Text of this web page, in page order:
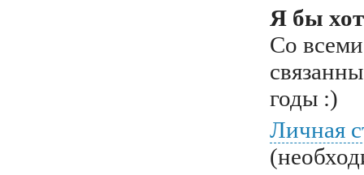
Я бы
Со
годы :)
Личная